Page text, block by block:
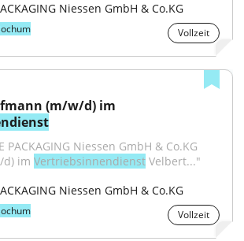
Niessen GmbH & Co.KG
Vollzeit
PACKAGING Niessen GmbH & Co.KG
d) im Vertriebsinnendienst Velbert..."
Niessen GmbH & Co.KG
Vollzeit